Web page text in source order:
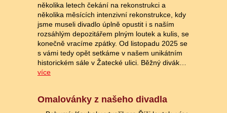
několika letech čekání na rekonstrukci a
několika měsících intenzivní rekonstrukce, kdy
jsme museli divadlo úplně opustit i s naším
rozsáhlým depozitářem plným loutek a kulis, se
konečně vracíme zpátky. Od listopadu 2025 se
s vámi tedy opět setkáme v našem unikátním
historickém sále v Žatecké ulici. Běžný divák…
více
Omalovánky z našeho divadla